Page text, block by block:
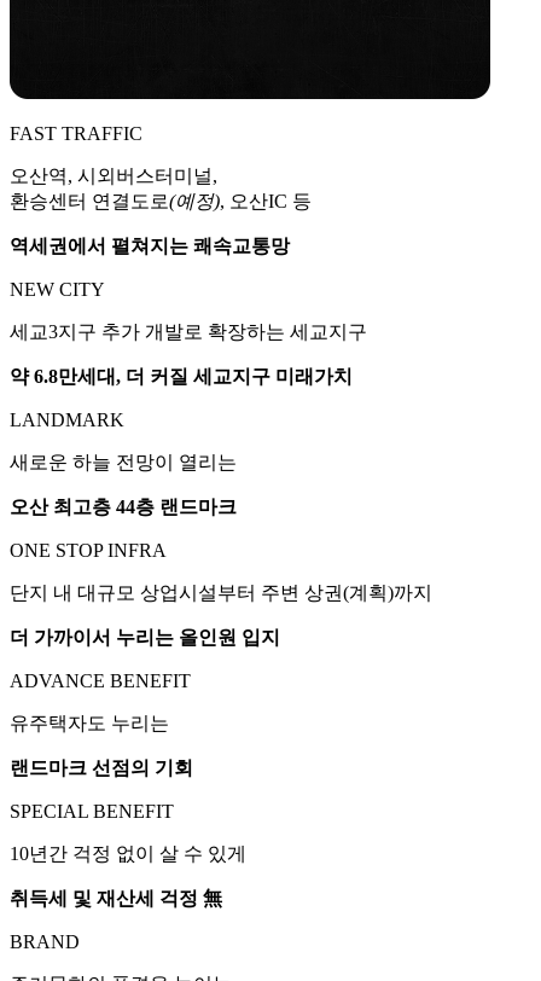
FAST TRAFFIC
오산역, 시외버스터미널,
환승센터 연결도로(예정), 오산IC 등
역세권에서 펼쳐지는 쾌속교통망
NEW CITY
세교3지구 추가 개발로 확장하는 세교지구
약 6.8만세대, 더 커질 세교지구 미래가치
LANDMARK
새로운 하늘 전망이 열리는
오산 최고층 44층 랜드마크
ONE STOP INFRA
단지 내 대규모 상업시설부터 주변 상권(계획)까지
더 가까이서 누리는 올인원 입지
ADVANCE BENEFIT
유주택자도 누리는
랜드마크 선점의 기회
SPECIAL BENEFIT
10년간 걱정 없이 살 수 있게
취득세 및 재산세 걱정 無
BRAND